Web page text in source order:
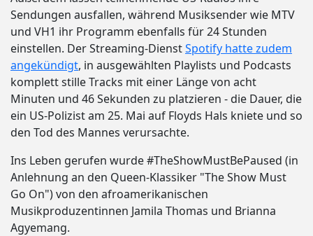
Sendungen ausfallen, während Musiksender wie MTV
und VH1 ihr Programm ebenfalls für 24 Stunden
einstellen. Der Streaming-DienstSpotify hatte zudem
angekündigt, in ausgewählten Playlists und Podcasts
komplett stille Tracks mit einer Länge von acht
Minuten und 46 Sekunden zu platzieren - die Dauer, die
ein US-Polizist am 25. Mai auf Floyds Hals kniete und so
den Tod des Mannes verursachte.
Ins Leben gerufen wurde #TheShowMustBePaused (in
Anlehnung an den Queen-Klassiker "The Show Must
Go On") von den afroamerikanischen
Musikproduzentinnen Jamila Thomas und Brianna
Agyemang.